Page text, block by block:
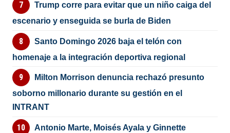
Trump corre para evitar que un niño caiga del
escenario y enseguida se burla de Biden
Santo Domingo 2026 baja el telón con
homenaje a la integración deportiva regional
Milton Morrison denuncia rechazó presunto
soborno millonario durante su gestión en el
INTRANT
Antonio Marte, Moisés Ayala y Ginnette